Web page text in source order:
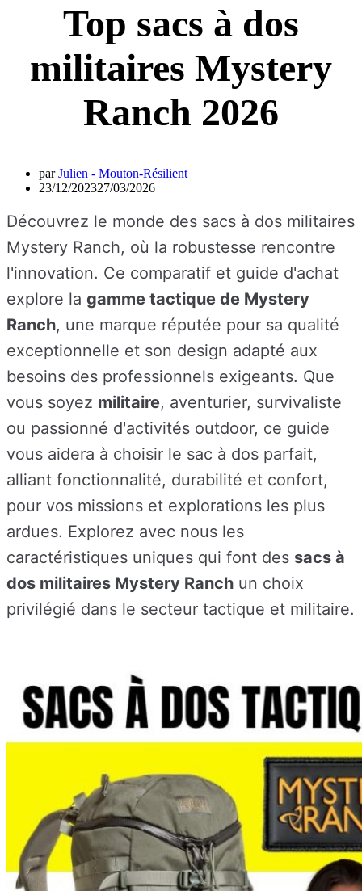
Top sacs à dos
militaires Mystery
Ranch 2026
parJulien - Mouton-Résilient
23/12/202327/03/2026
Découvrez le monde des sacs à dos militaires
Mystery Ranch, où la robustesse rencontre
l'innovation. Ce comparatif et guide d'achat
explore la gamme tactique de Mystery
Ranch, une marque réputée pour sa qualité
exceptionnelle et son design adapté aux
besoins des professionnels exigeants. Que
vous soyez militaire, aventurier, survivaliste
ou passionné d'activités outdoor, ce guide
vous aidera à choisir le sac à dos parfait,
alliant fonctionnalité, durabilité et confort,
pour vos missions et explorations les plus
ardues. Explorez avec nous les
caractéristiques uniques qui font des sacs à
dos militaires Mystery Ranch un choix
privilégié dans le secteur tactique et militaire.